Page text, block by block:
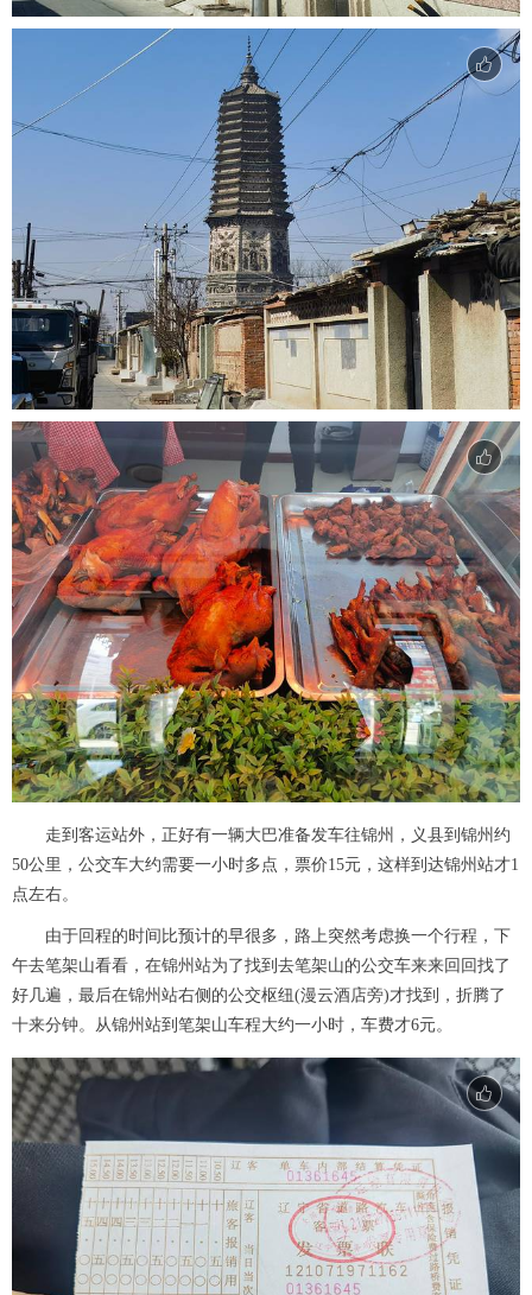
走到客运站外，正好有一辆大巴准备发车往锦州，义县到锦州约
50公里，公交车大约需要一小时多点，票价15元，这样到达锦州站才1
点左右。
由于回程的时间比预计的早很多，路上突然考虑换一个行程，下
午去笔架山看看，在锦州站为了找到去笔架山的公交车来来回回找了
好几遍，最后在锦州站右侧的公交枢纽(漫云酒店旁)才找到，折腾了
十来分钟。从锦州站到笔架山车程大约一小时，车费才6元。